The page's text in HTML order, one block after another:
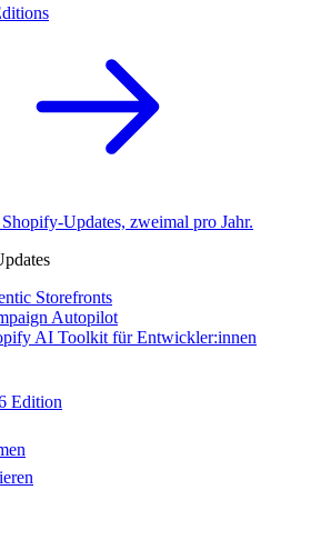
Updates, zweimal pro Jahr.
Storefronts
Autopilot
AI Toolkit für Entwickler:innen
Edition